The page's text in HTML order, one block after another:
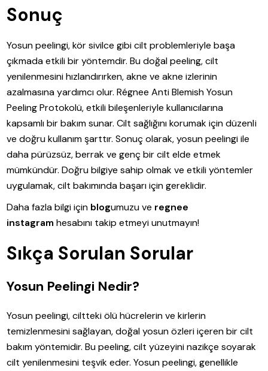
Sonuç
Yosun peelingi, kör sivilce gibi cilt problemleriyle başa
çıkmada etkili bir yöntemdir. Bu doğal peeling, cilt
yenilenmesini hızlandırırken, akne ve akne izlerinin
azalmasına yardımcı olur. Régnee Anti Blemish Yosun
Peeling Protokolü, etkili bileşenleriyle kullanıcılarına
kapsamlı bir bakım sunar. Cilt sağlığını korumak için düzenli
ve doğru kullanım şarttır. Sonuç olarak, yosun peelingi ile
daha pürüzsüz, berrak ve genç bir cilt elde etmek
mümkündür. Doğru bilgiye sahip olmak ve etkili yöntemler
uygulamak, cilt bakımında başarı için gereklidir.
Daha fazla bilgi için blogumuzu ve regnee
instagram hesabını takip etmeyi unutmayın!
Sıkça Sorulan Sorular
Yosun Peelingi Nedir?
Yosun peelingi, ciltteki ölü hücrelerin ve kirlerin
temizlenmesini sağlayan, doğal yosun özleri içeren bir cilt
bakım yöntemidir. Bu peeling, cilt yüzeyini nazikçe soyarak
cilt yenilenmesini teşvik eder. Yosun peelingi, genellikle